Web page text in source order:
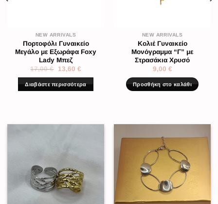
NEW ARRIVALS
Πορτοφόλι Γυναικείο
Μεγάλο με Εξωράφα Foxy
Lady Μπεζ
17,00€ 13,60 €
Διαβάστε περισσότερα
NEW ARRIVALS
Κολιέ Γυναικείο
Μονόγραμμα “Γ” με
Στρασάκια Χρυσό
9,00 €
Προσθήκη στο καλάθι